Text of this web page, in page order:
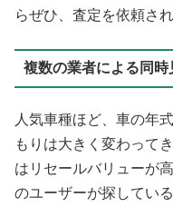
らぜひ、査定を依頼さ
複数の業者による同
人気車種ほど、車の年
もりは大きく変わって
はリセールバリューが
のユーザーが探してい